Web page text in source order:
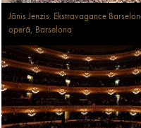
Jānis Jenzis. Ekstravagance
operā, Barselona